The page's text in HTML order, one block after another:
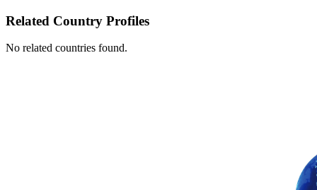
Related Country Profiles
No related countries found.